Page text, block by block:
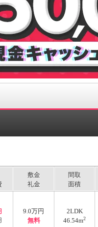
敷金
礼金
間取
面積
9.0万円
無料
2LDK
46.54m2